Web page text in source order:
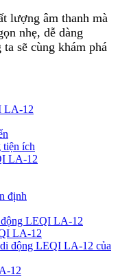
lượng âm thanh mà
nhẹ, dễ dàng
sẽ cùng khám phá
LA-12
tiện ích
LA-12
định
động LEQI LA-12
LA-12
động LEQI LA-12 của
12